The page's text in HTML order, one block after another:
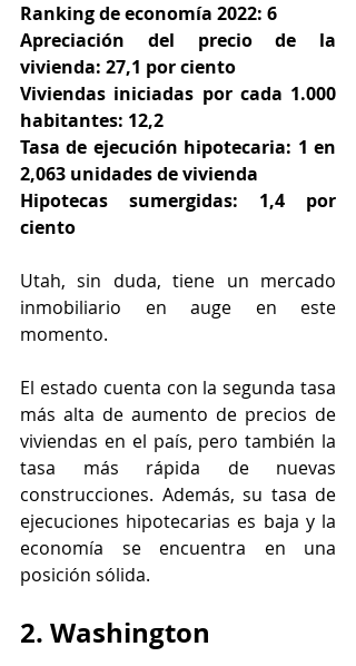
Ranking de economía 2022: 6
Apreciación del precio de la
vivienda: 27,1 por ciento
Viviendas iniciadas por cada 1.000
habitantes: 12,2
Tasa de ejecución hipotecaria: 1 en
2,063 unidades de vivienda
Hipotecas sumergidas: 1,4 por
ciento
Utah, sin duda, tiene un mercado
inmobiliario en auge en este
momento.
El estado cuenta con la segunda tasa
más alta de aumento de precios de
viviendas en el país, pero también la
tasa más rápida de nuevas
construcciones. Además, su tasa de
ejecuciones hipotecarias es baja y la
economía se encuentra en una
posición sólida.
2. Washington